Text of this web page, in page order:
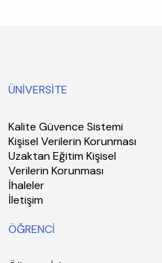
ÜNİVERSİTE
Kalite Güvence Sistemi
Kişisel Verilerin Korunması
Uzaktan Eğitim Kişisel
Verilerin Korunması
İhaleler
İletişim
ÖĞRENCİ